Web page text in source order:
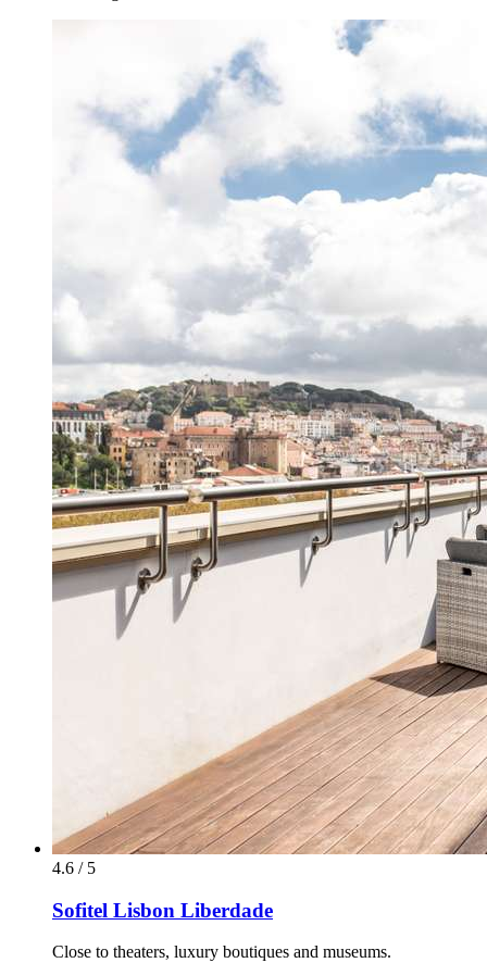
4.6 / 5
Sofitel Lisbon Liberdade
Close to theaters, luxury boutiques and museums.